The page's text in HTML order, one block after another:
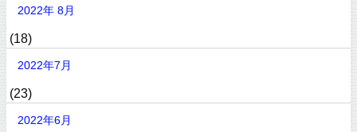
2022年 8月
(18)
2022年7月
(23)
2022年6月